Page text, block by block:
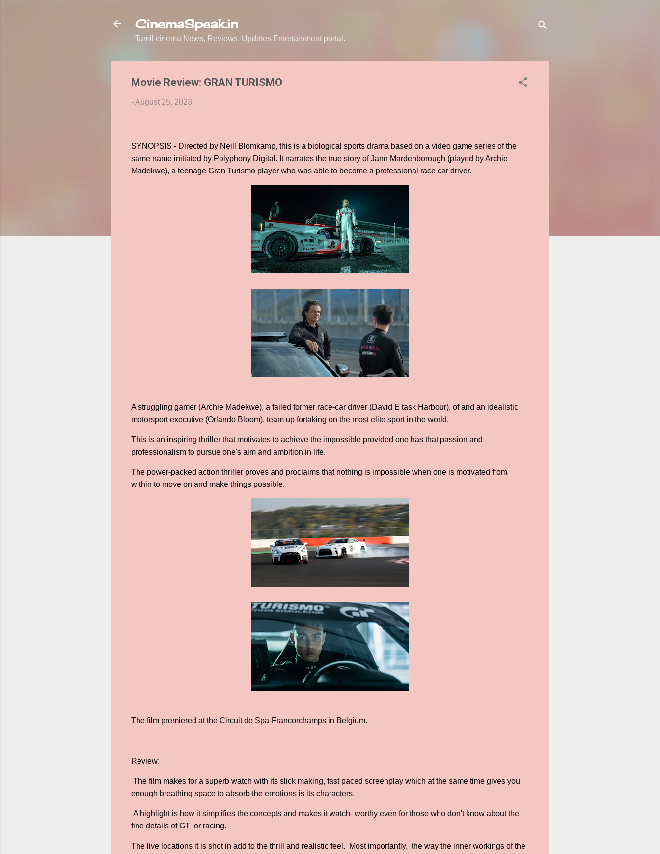
CinemaSpeak.in
Tamil cinema News, Reviews, Updates Entertainment portal.
Movie Review: GRAN TURISMO
-August 25, 2023
SYNOPSIS - Directed by Neill Blomkamp, this is a biological sports drama based on a video game series of the
same name initiated by Polyphony Digital. It narrates the true story of Jann Mardenborough (played by Archie
Madekwe), a teenage Gran Turismo player who was able to become a professional race car driver.
A struggling gamer (Archie Madekwe), a failed former race-car driver (David E task Harbour), of and an idealistic
motorsport executive (Orlando Bloom), team up fortaking on the most elite sport in the world.
This is an inspiring thriller that motivates to achieve the impossible provided one has that passion and
professionalism to pursue one's aim and ambition in life.
The power-packed action thriller proves and proclaims that nothing is impossible when one is motivated from
within to move on and make things possible.
The film premiered at the Circuit de Spa-Francorchamps in Belgium.
Review:
The film makes for a superb watch with its slick making, fast paced screenplay which at the same time gives you
enough breathing space to absorb the emotions is its characters.
A highlight is how it simplifies the concepts and makes it watch- worthy even for those who don't know about the
fine details of GT or racing.
The live locations it is shot in add to the thrill and realistic feel. Most importantly, the way the inner workings of the